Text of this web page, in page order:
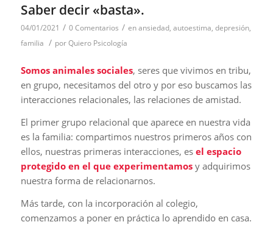
Saber decir «basta».
04/01/2021 / 0 Comentarios / enansiedad, autoestima, depresión,
familia / porQuiero Psicología
Somos animales sociales, seres que vivimos en tribu,
en grupo, necesitamos del otro y por eso buscamos las
interacciones relacionales, las relaciones de amistad.
El primer grupo relacional que aparece en nuestra vida
es la familia: compartimos nuestros primeros años con
ellos, nuestras primeras interacciones, es el espacio
protegido en el que experimentamos y adquirimos
nuestra forma de relacionarnos.
Más tarde, con la incorporación al colegio,
comenzamos a poner en práctica lo aprendido en casa.